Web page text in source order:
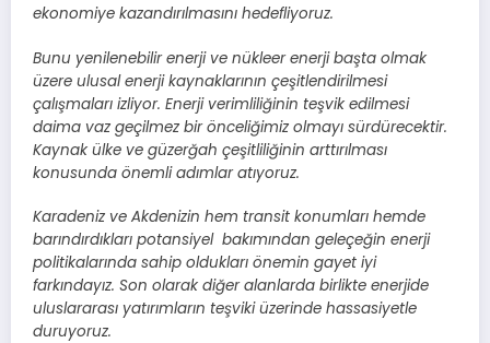
ekonomiye kazandırılmasını hedefliyoruz.
Bunu yenilenebilir enerji ve nükleer enerji başta olmak
üzere ulusal enerji kaynaklarının çeşitlendirilmesi
çalışmaları izliyor. Enerji verimliliğinin teşvik edilmesi
daima vaz geçilmez bir önceliğimiz olmayı sürdürecektir.
Kaynak ülke ve güzerğah çeşitliliğinin arttırılması
konusunda önemli adımlar atıyoruz.
Karadeniz ve Akdenizin hem transit konumları hemde
barındırdıkları potansiyel bakımından geleçeğin enerji
politikalarında sahip oldukları önemin gayet iyi
farkındayız. Son olarak diğer alanlarda birlikte enerjide
uluslararası yatırımların teşviki üzerinde hassasiyetle
duruyoruz.